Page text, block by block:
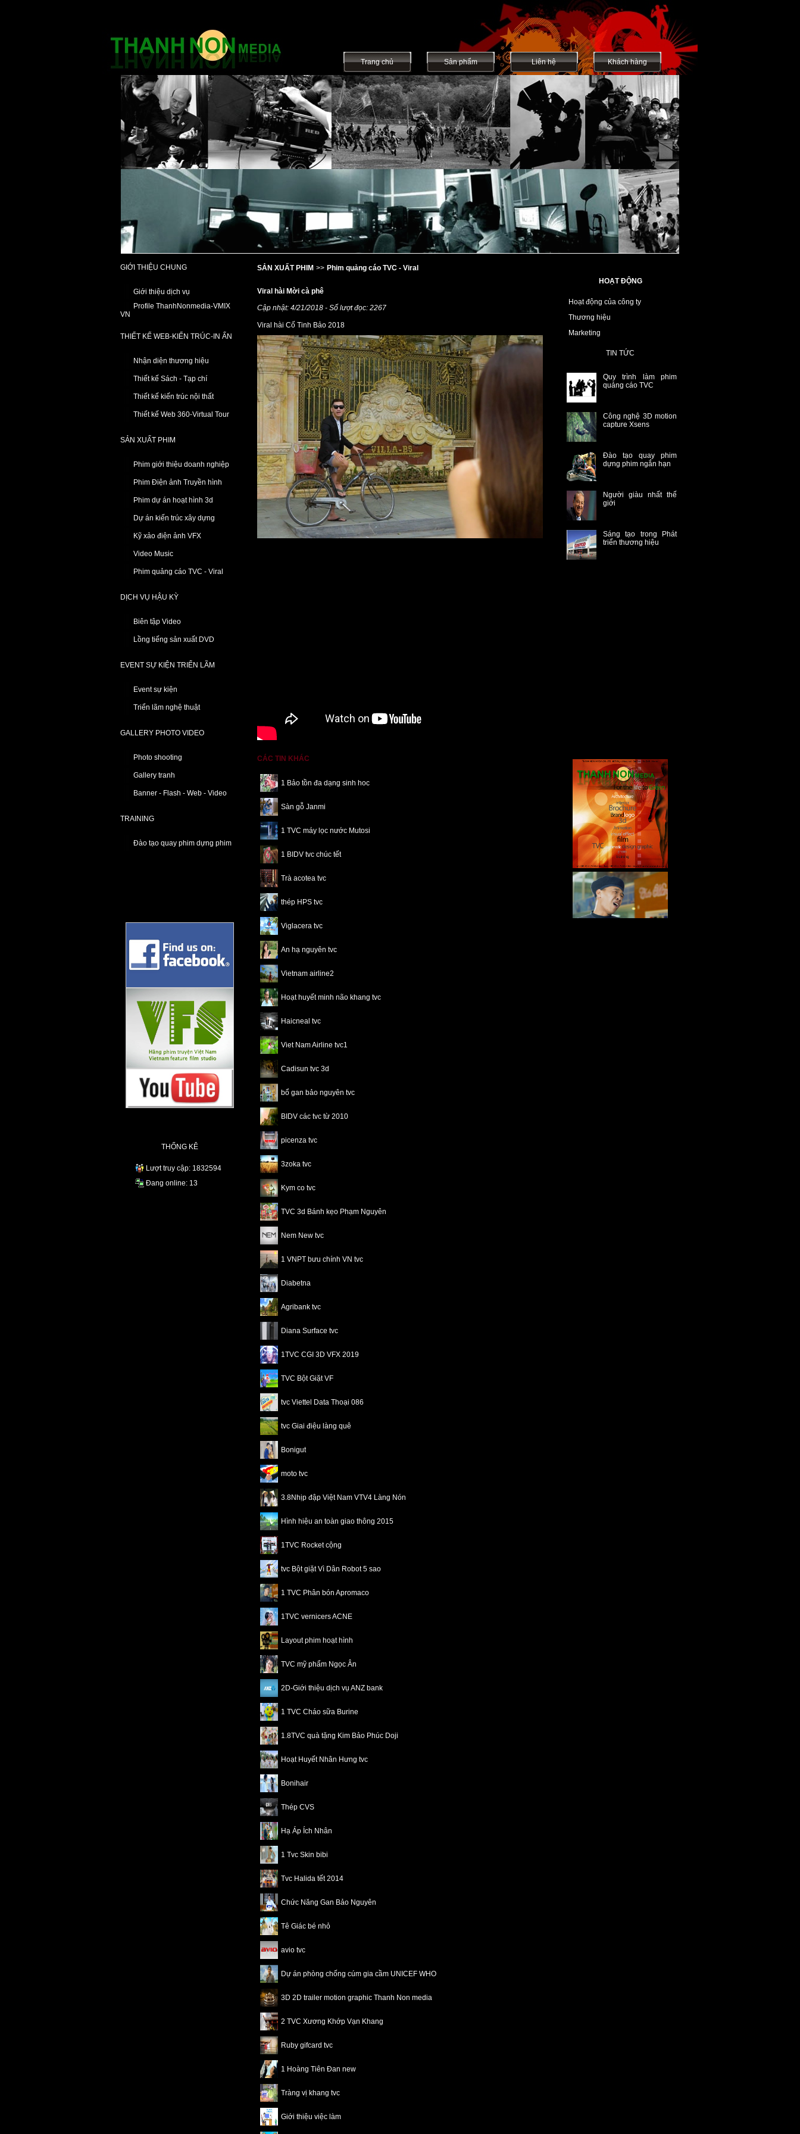
Trang chủ Sản phẩm Liên hệ Khách hàng
GIỚI THIỆU CHUNG
Giới thiệu dịch vụ
Profile ThanhNonmedia-VMIX
VN
THIẾT KẾ WEB-KIẾN TRÚC-IN ẤN
Nhận diện thương hiệu
Thiết kế Sách - Tạp chí
Thiết kế kiến trúc nội thất
Thiết kế Web 360-Virtual Tour
SẢN XUẤT PHIM
Phim giới thiệu doanh nghiệp
Phim Điện ảnh Truyền hình
Phim dự án hoạt hình 3d
Dự án kiến trúc xây dựng
Kỹ xảo điện ảnh VFX
Video Music
Phim quảng cáo TVC - Viral
DỊCH VỤ HẬU KỲ
Biên tập Video
Lồng tiếng sản xuất DVD
EVENT SỰ KIỆN TRIỂN LÃM
Event sự kiện
Triển lãm nghệ thuật
GALLERY PHOTO VIDEO
Photo shooting
Gallery tranh
Banner - Flash - Web - Video
TRAINING
Đào tạo quay phim dựng phim
THỐNG KÊ
Lượt truy cập: 1832594
Đang online: 13
SẢN XUẤT PHIM >> Phim quảng cáo TVC - Viral
Viral hài Mời cà phê
Cập nhật: 4/21/2018 - Số lượt đọc: 2267
Viral hài Cố Tinh Bảo 2018
CÁC TIN KHÁC
1 Bảo tồn đa dạng sinh hoc
Sàn gỗ Janmi
1 TVC máy lọc nước Mutosi
1 BIDV tvc chúc tết
Trà acotea tvc
thép HPS tvc
Viglacera tvc
An hạ nguyên tvc
Vietnam airline2
Hoạt huyết minh não khang tvc
Haicneal tvc
Viet Nam Airline tvc1
Cadisun tvc 3d
bổ gan bảo nguyên tvc
BIDV các tvc từ 2010
picenza tvc
3zoka tvc
Kym co tvc
TVC 3d Bánh kẹo Phạm Nguyên
Nem New tvc
1 VNPT bưu chính VN tvc
Diabetna
Agribank tvc
Diana Surface tvc
1TVC CGI 3D VFX 2019
TVC Bột Giặt VF
tvc Viettel Data Thoại 086
tvc Giai điệu làng quê
Bonigut
moto tvc
3.8Nhịp đập Việt Nam VTV4 Làng Nón
Hình hiệu an toàn giao thông 2015
1TVC Rocket cộng
tvc Bột giặt Vì Dân Robot 5 sao
1 TVC Phân bón Apromaco
1TVC vernicers ACNE
Layout phim hoạt hình
TVC mỹ phẩm Ngọc Ân
2D-Giới thiệu dịch vụ ANZ bank
1 TVC Cháo sữa Burine
1.8TVC quà tặng Kim Bảo Phúc Doji
Hoạt Huyết Nhân Hưng tvc
Bonihair
Thép CVS
Hạ Áp Ích Nhân
1 Tvc Skin bibi
Tvc Halida tết 2014
Chức Năng Gan Bảo Nguyên
Tê Giác bé nhỏ
avio tvc
Dự án phòng chống cúm gia cầm UNICEF WHO
3D 2D trailer motion graphic Thanh Non media
2 TVC Xương Khớp Vạn Khang
Ruby gifcard tvc
1 Hoàng Tiên Đan new
Tràng vị khang tvc
Giới thiệu việc làm
HOẠT ĐỘNG
Hoạt động của công ty
Thương hiệu
Marketing
TIN TỨC
Quy trình làm phim
quảng cáo TVC
Công nghệ 3D motion
capture Xsens
Đào tạo quay phim
dựng phim ngắn hạn
Người giàu nhất thế
giới
Sáng tạo trong Phát
triển thương hiệu